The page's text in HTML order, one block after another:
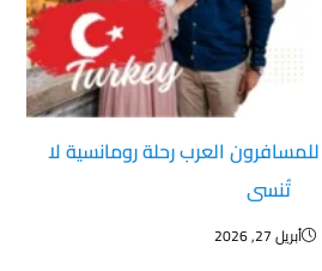
العرب رحلة رومانسية لا
تُنسى
أبريل 27, 2026